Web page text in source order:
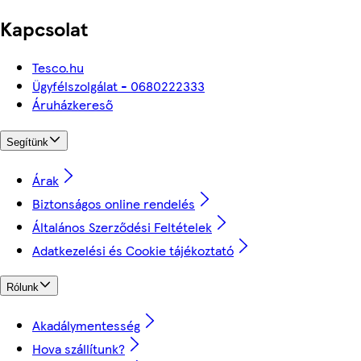
Kapcsolat
Tesco.hu
Ügyfélszolgálat - 0680222333
Áruházkereső
Segítünk
Árak
Biztonságos online rendelés
Általános Szerződési Feltételek
Adatkezelési és Cookie tájékoztató
Rólunk
Akadálymentesség
Hova szállítunk?